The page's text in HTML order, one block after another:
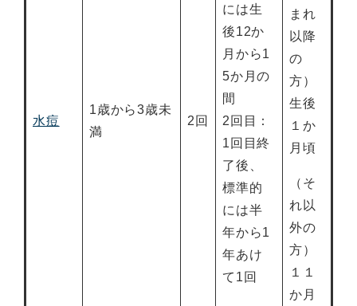
水痘
1歳から3歳未
満
2回
には生
後12か
月から1
5か月の
間
2回目：
1回目終
了後、
標準的
には半
年から1
年あけ
て1回
まれ
以降
の
方）
生後
１か
月頃
（そ
れ以
外の
方）
１１
か月